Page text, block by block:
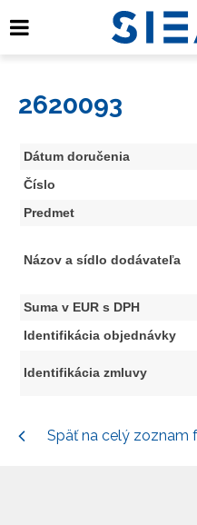
2620093
Dátum doručenia
Číslo
Predmet
Názov a sídlo dodávateľa
Suma v EUR s DPH
Identifikácia objednávky
Identifikácia zmluvy
Späť na celý zoznam